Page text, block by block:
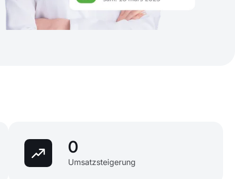
0
Umsatzsteigerung